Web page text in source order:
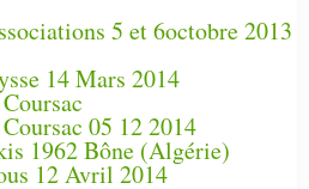
5 et 6octobre 2013
14 Mars 2014
05 12 2014
1962 Bône (Algérie)
12 Avril 2014